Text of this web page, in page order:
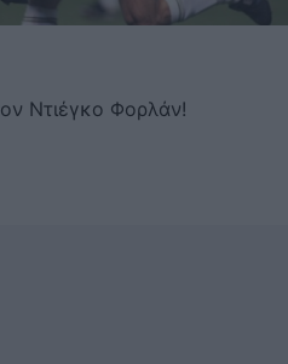
Ντιέγκο Φορλάν!